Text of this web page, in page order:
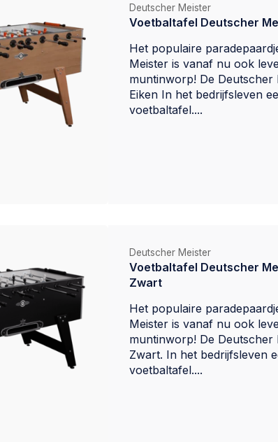
Deutscher Meister
Voetbaltafel Deutscher
Het populaire
Meister is vanaf nu ook
muntinworp! De Deutscher
Eiken In het bedrijfsleven
voetbaltafel....
Deutscher Meister
Voetbaltafel Deutscher
Zwart
Het populaire
Meister is vanaf nu ook
muntinworp! De Deutscher
Zwart. In het bedrijfsleven
voetbaltafel....